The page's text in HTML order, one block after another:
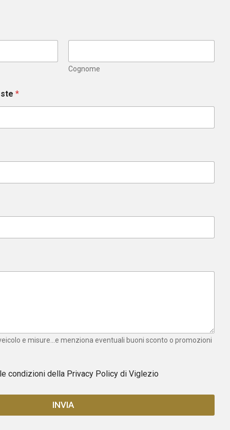
Cognome
*
e misure...e menziona eventuali buoni sconto o promozioni
condizioni della Privacy Policy di Viglezio
INVIA